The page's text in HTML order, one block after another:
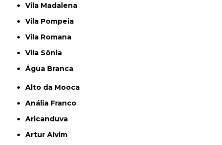
Vila Madalena
Vila Pompeia
Vila Romana
Vila Sônia
Água Branca
Alto da Mooca
Anália Franco
Aricanduva
Artur Alvim